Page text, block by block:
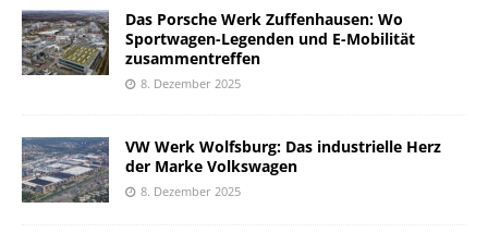
Das Porsche Werk Zuffenhausen: Wo
Sportwagen-Legenden und E-Mobilität
zusammentreffen
8. Dezember 2025
VW Werk Wolfsburg: Das industrielle Herz
der Marke Volkswagen
8. Dezember 2025